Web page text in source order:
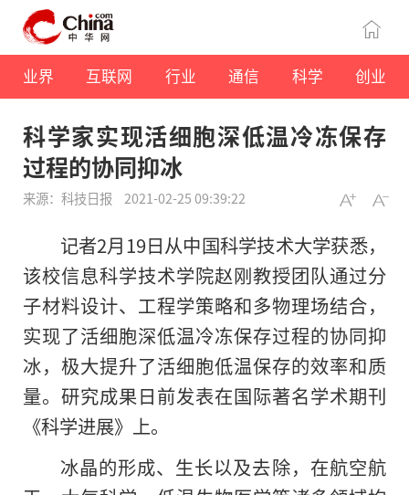
业界 互联网 行业 通信 科学 创业
科学家实现活细胞深低温冷冻保存
过程的协同抑冰
来源：科技日报 2021-02-25 09:39:22
记者2月19日从中国科学技术大学获悉，
该校信息科学技术学院赵刚教授团队通过分
子材料设计、工程学策略和多物理场结合，
实现了活细胞深低温冷冻保存过程的协同抑
冰，极大提升了活细胞低温保存的效率和质
量。研究成果日前发表在国际著名学术期刊
《科学进展》上。
冰晶的形成、生长以及去除，在航空航